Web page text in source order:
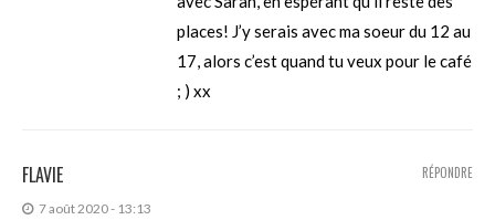
places! J’y serais avec ma soeur du 12 au
17, alors c’est quand tu veux pour le café
; ) xx
FLAVIE
7 août 2020 - 13:13
RÉPONDRE